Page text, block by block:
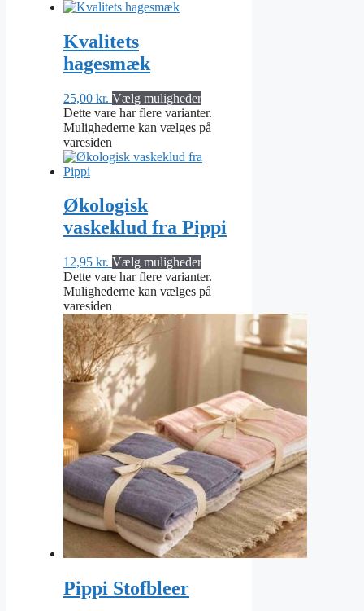
Kvalitets
hagesmæk
25,00 kr. Vælg muligheder
Dette vare har flere varianter.
Mulighederne kan vælges på
varesiden
Økologisk
vaskeklud fra Pippi
12,95 kr. Vælg muligheder
Dette vare har flere varianter.
Mulighederne kan vælges på
varesiden
Pippi Stofbleer